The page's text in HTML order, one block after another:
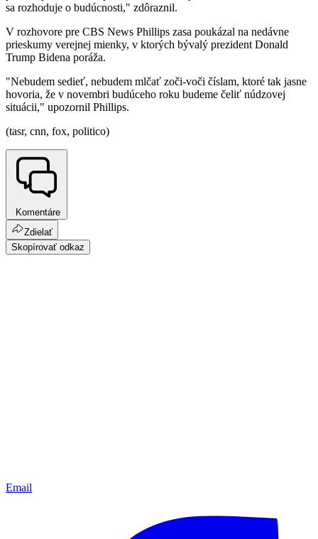
sa rozhoduje o budúcnosti," zdôraznil.
V rozhovore pre CBS News Phillips zasa poukázal na nedávne
prieskumy verejnej mienky, v ktorých bývalý prezident Donald
Trump Bidena poráža.
"Nebudem sedieť, nebudem mlčať zoči-voči číslam, ktoré tak jasne
hovoria, že v novembri budúceho roku budeme čeliť núdzovej
situácii," upozornil Phillips.
(tasr, cnn, fox, politico)
Komentáre
Zdielať
Skopírovať odkaz
Email